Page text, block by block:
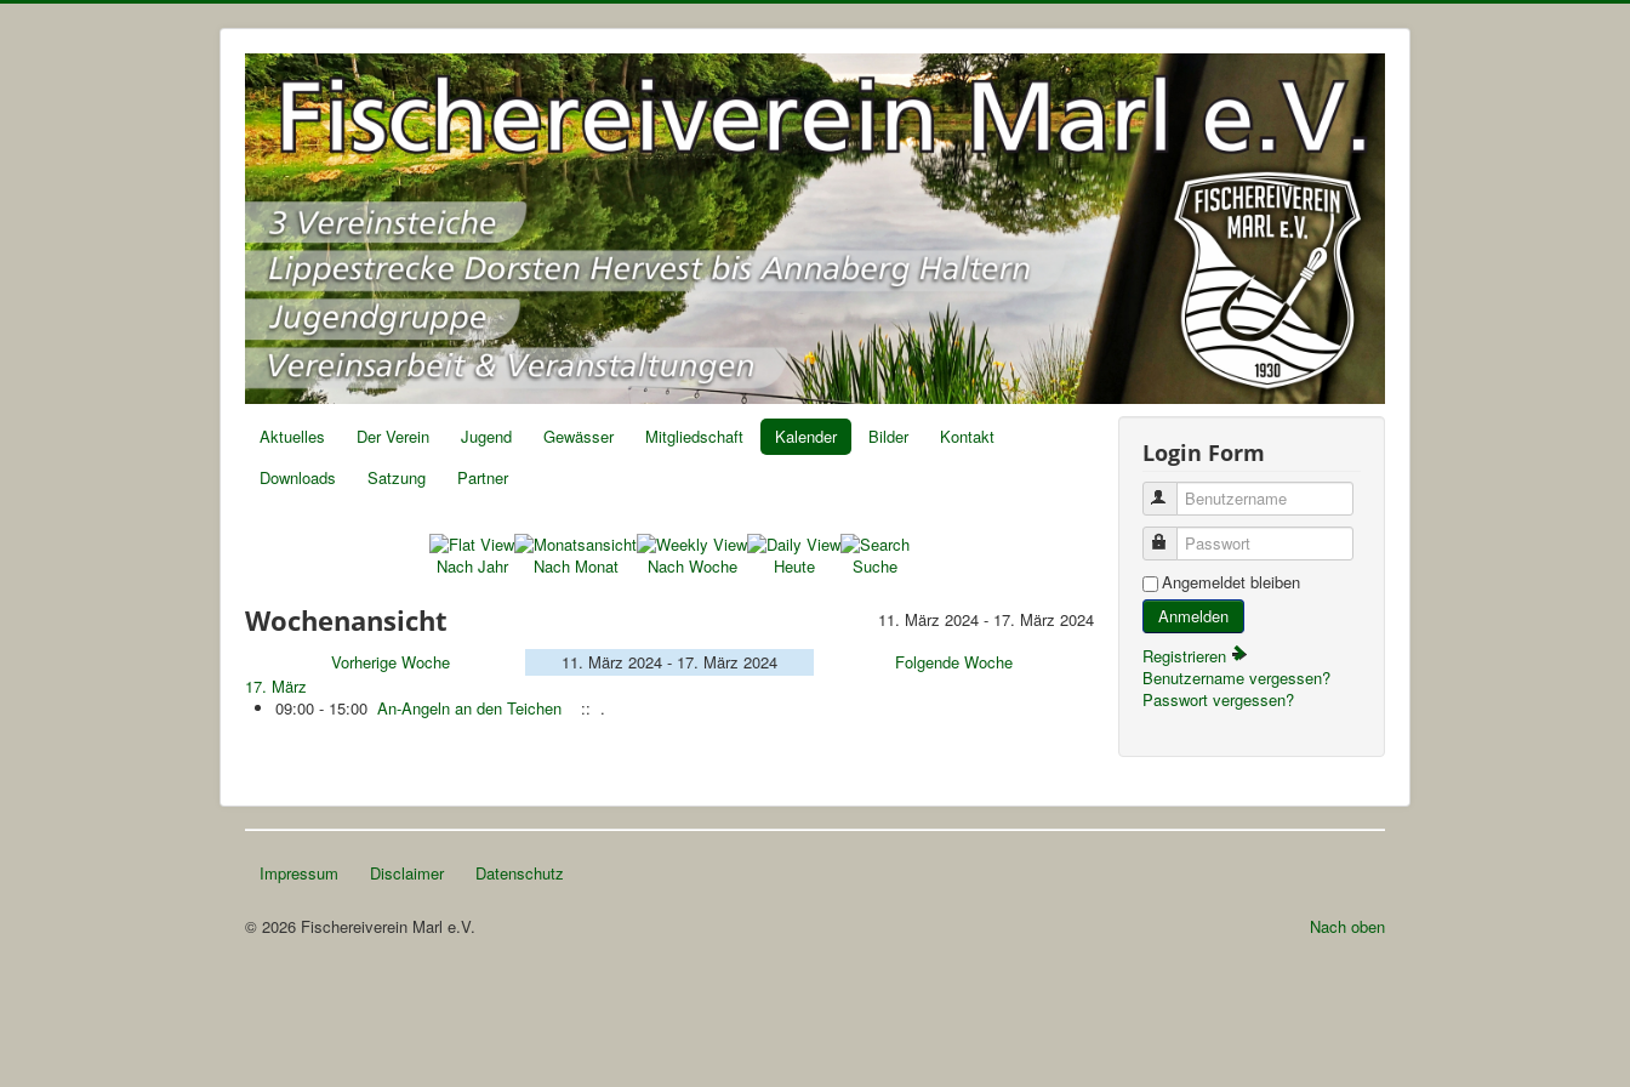
Aktuelles Der Verein Jugend Gewässer Mitgliedschaft Kalender Bilder
Kontakt
Downloads
Satzung Partner
Nach Jahr Nach Monat Nach Woche Heute Suche
Wochenansicht
11. März 2024 - 17. März 2024
Vorherige Woche
11. März 2024 - 17. März 2024
Folgende Woche
17. März
09:00 - 15:00 An-Angeln an den Teichen :: .
Login Form
Benutzername
Passwort
Angemeldet bleiben
Anmelden
Registrieren
Benutzername vergessen?
Passwort vergessen?
Impressum Disclaimer Datenschutz
Nach oben
© 2026 Fischereiverein Marl e.V.